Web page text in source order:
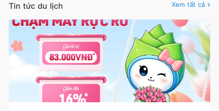
Tin tức du lịch Xem tất cả